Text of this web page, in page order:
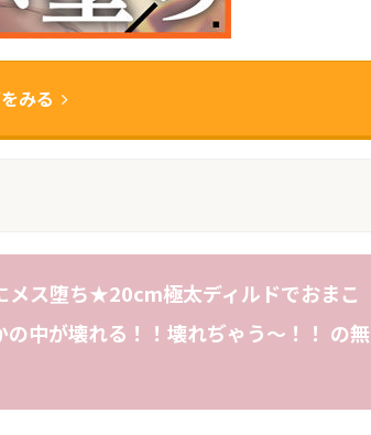
みる
ス堕ち★20cm極太ディルドでおまこ
中が壊れる！！壊れぢゃう〜！！ の無